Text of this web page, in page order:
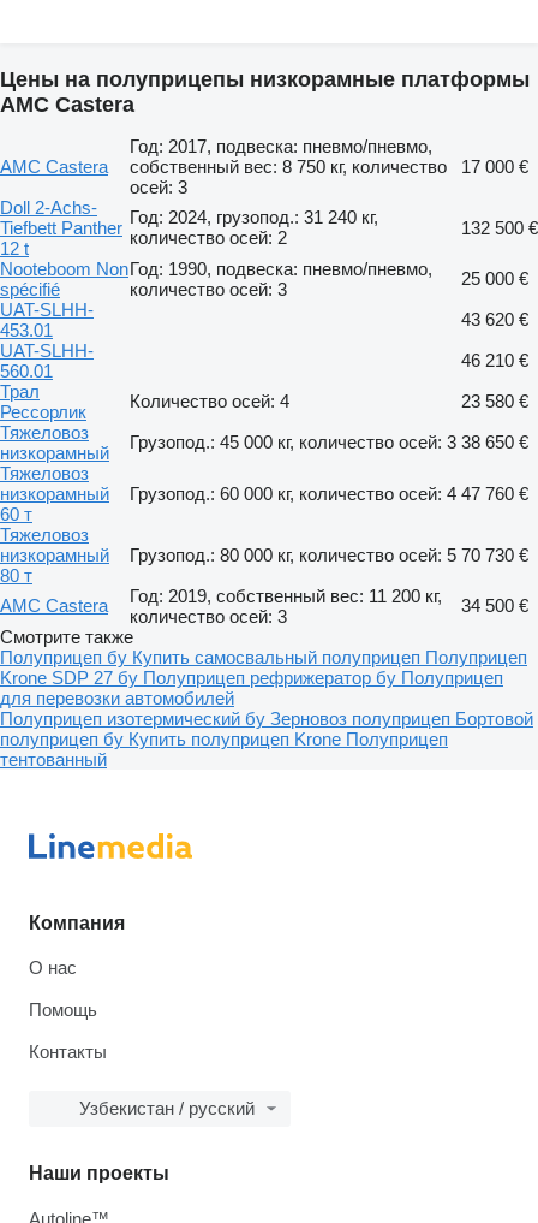
Цены на полуприцепы низкорамные платформы
AMC Castera
AMC Castera
Год: 2017, подвеска: пневмо/пневмо,
собственный вес: 8 750 кг, количество
осей: 3
17 000 €
Doll 2-Achs-
Tiefbett Panther
12 t
Год: 2024, грузопод.: 31 240 кг,
количество осей: 2
132 500 €
Nooteboom Non
spécifié
Год: 1990, подвеска: пневмо/пневмо,
количество осей: 3
25 000 €
UAT-SLHH-
453.01
43 620 €
UAT-SLHH-
560.01
46 210 €
Трал
Рессорлик
Количество осей: 4
23 580 €
Тяжеловоз
низкорамный
Грузопод.: 45 000 кг, количество осей: 3 38 650 €
Тяжеловоз
низкорамный
60 т
Грузопод.: 60 000 кг, количество осей: 4 47 760 €
Тяжеловоз
низкорамный
80 т
Грузопод.: 80 000 кг, количество осей: 5 70 730 €
AMC Castera
Год: 2019, собственный вес: 11 200 кг,
количество осей: 3
34 500 €
Смотрите также
Полуприцеп бу Купить самосвальный полуприцеп Полуприцеп
Krone SDP 27 бу Полуприцеп рефрижератор бу Полуприцеп
для перевозки автомобилей
Полуприцеп изотермический бу Зерновоз полуприцеп Бортовой
полуприцеп бу Купить полуприцеп Krone Полуприцеп
тентованный
Компания
О нас
Помощь
Контакты
Узбекистан / русский
Наши проекты
Autoline™